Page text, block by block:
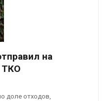
на
ТКО
доле отходов,